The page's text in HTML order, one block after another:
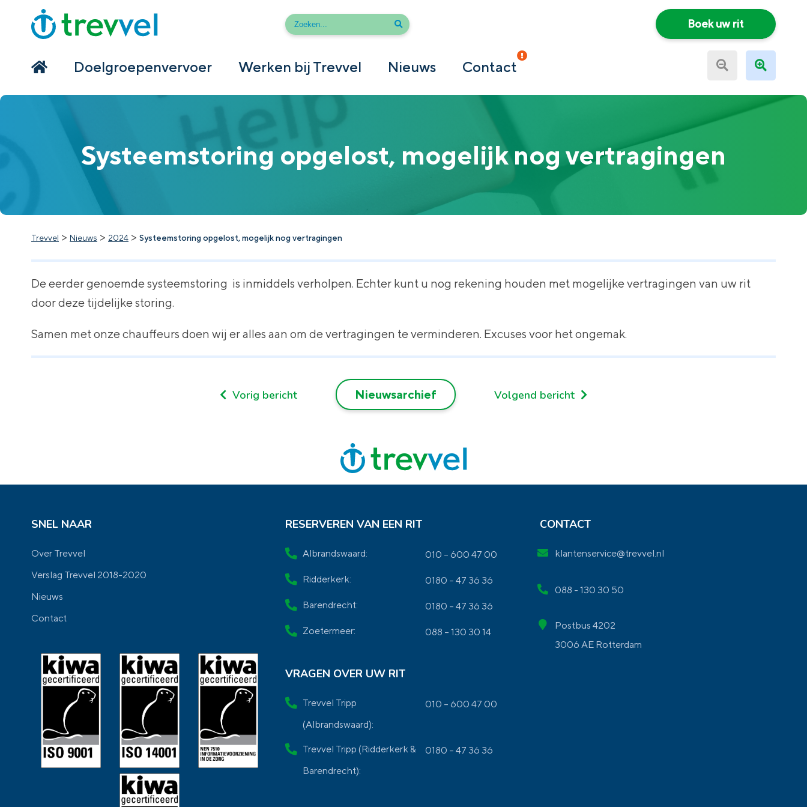
Home
Doelgroepenvervoer
Boek uw rit
Doelgroepenvervoer Werken bij Trevvel Nieuws Contact
Systeemstoring opgelost, mogelijk nog vertragingen
Trevvel > Nieuws > 2024 > Systeemstoring opgelost, mogelijk nog vertragingen
De eerder genoemde systeemstoring is inmiddels verholpen. Echter kunt u nog rekening houden met mogelijke vertragingen van uw rit
door deze tijdelijke storing.
Samen met onze chauffeurs doen wij er alles aan om de vertragingen te verminderen. Excuses voor het ongemak.
Vorig bericht Nieuwsarchief Volgend bericht
SNEL NAAR
Over Trevvel
Verslag Trevvel 2018-2020
Nieuws
Contact
RESERVEREN VAN EEN RIT
Albrandswaard: 010 – 600 47 00
Ridderkerk: 0180 – 47 36 36
Barendrecht: 0180 – 47 36 36
Zoetermeer: 088 – 130 30 14
VRAGEN OVER UW RIT
Trevvel Tripp
(Albrandswaard):
010 – 600 47 00
Trevvel Tripp (Ridderkerk &
Barendrecht):
0180 – 47 36 36
CONTACT
klantenservice@trevvel.nl
088 - 130 30 50
Postbus 4202
3006 AE Rotterdam